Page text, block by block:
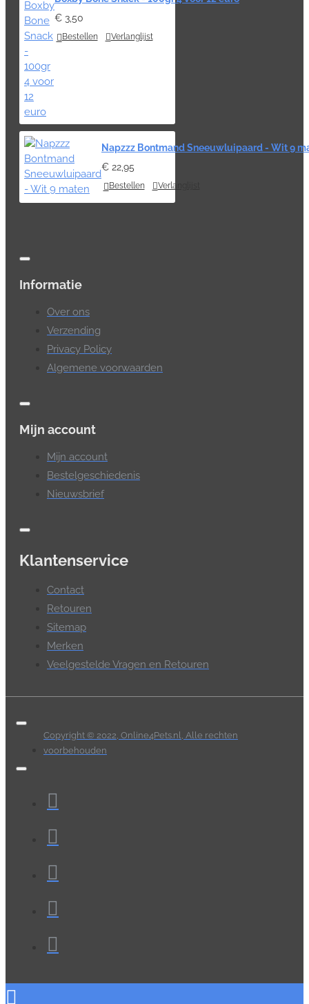
€ 3,50
Bestellen Verlanglijst
Napzzz Bontmand Sneeuwluipaard - Wit 9
€ 22,95
Bestellen Verlanglijst
Informatie
Over ons
Verzending
Privacy Policy
Algemene voorwaarden
Mijn account
Mijn account
Bestelgeschiedenis
Nieuwsbrief
Klantenservice
Contact
Retouren
Sitemap
Merken
Veelgestelde Vragen en Retouren
Copyright © 2022, Online4Pets.nl, Alle rechten
voorbehouden